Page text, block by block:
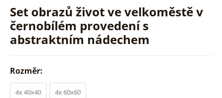
Set obrazů život ve velkoměstě v
černobílém provedení s
abstraktním nádechem
Rozměr:
4x 40x40 4x 60x60